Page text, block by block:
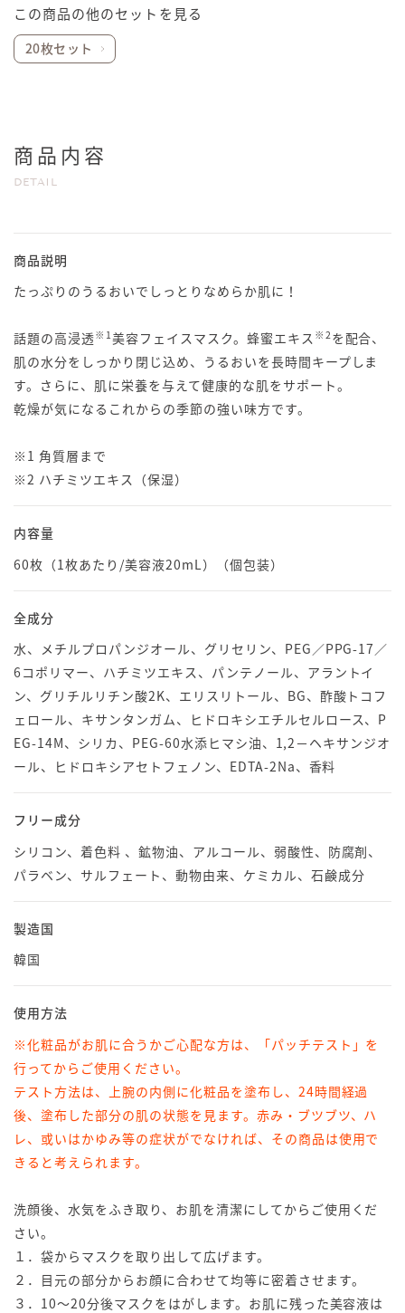
この商品の他のセットを見る
20枚セット
商品内容
DETAIL
商品説明
たっぷりのうるおいでしっとりなめらか肌に！
話題の高浸透※1 美容フェイスマスク。蜂蜜エキス ※2 を配合、
肌の水分をしっかり閉じ込め、うるおいを長時間キープしま
す。さらに、肌に栄養を与えて健康的な肌をサポート。
乾燥が気になるこれからの季節の強い味方です。
※1 角質層まで
※2 ハチミツエキス（保湿）
内容量
60枚（1枚あたり/美容液20mL）（個包装）
全成分
水、メチルプロパンジオール、グリセリン、PEG／PPG-17／
6コポリマー、ハチミツエキス、パンテノール、アラントイ
ン、グリチルリチン酸2K、エリスリトール、BG、酢酸トコフ
ェロール、キサンタンガム、ヒドロキシエチルセルロース、P
EG-14M、シリカ、PEG-60水添ヒマシ油、1,2－ヘキサンジオ
ール、ヒドロキシアセトフェノン、EDTA-2Na、香料
フリー成分
シリコン、着色料 、鉱物油、アルコール、弱酸性、防腐剤、
パラベン、サルフェート、動物由来、ケミカル、石鹸成分
製造国
韓国
使用方法
※化粧品がお肌に合うかご心配な方は、「パッチテスト」を
行ってからご使用ください。
テスト方法は、上腕の内側に化粧品を塗布し、24時間経過
後、塗布した部分の肌の状態を見ます。赤み・ブツブツ、ハ
レ、或いはかゆみ等の症状がでなければ、その商品は使用で
きると考えられます。
洗顔後、水気をふき取り、お肌を清潔にしてからご使用くだ
さい。
１．袋からマスクを取り出して広げます。
２．目元の部分からお顔に合わせて均等に密着させます。
３．10～20分後マスクをはがします。お肌に残った美容液は